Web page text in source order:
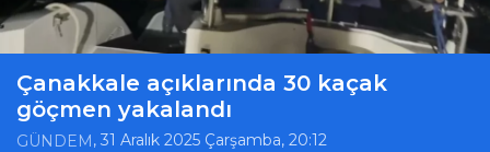
Çanakkale açıklarında 30 kaçak
göçmen yakalandı
GÜNDEM, 31 Aralık 2025 Çarşamba, 20:12